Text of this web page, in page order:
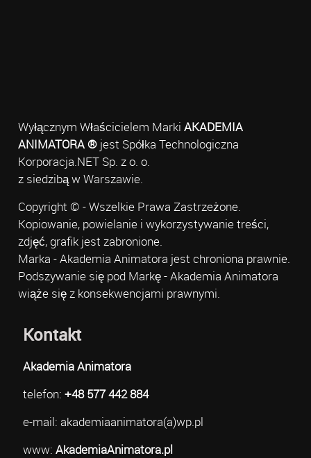
Wyłącznym Właścicielem Marki AKADEMIA
ANIMATORA ®jest Spółka Technologiczna
Korporacja.NET Sp. z o. o.
z siedzibą w Warszawie.
Copyright © - Wszelkie Prawa Zastrzeżone.
Kopiowanie, powielanie i wykorzystywanie treści,
zdjęć, grafik jest zabronione.
Marka - Akademia Animatora jest chroniona prawnie.
Podszywanie się pod Markę - Akademia Animatora
wiąże się z konsekwencjami prawnymi.
Kontakt
Akademia Animatora
telefon: +48 577 442 884
e-mail: akademiaanimatora(a)wp.pl
www: AkademiaAnimatora.pl